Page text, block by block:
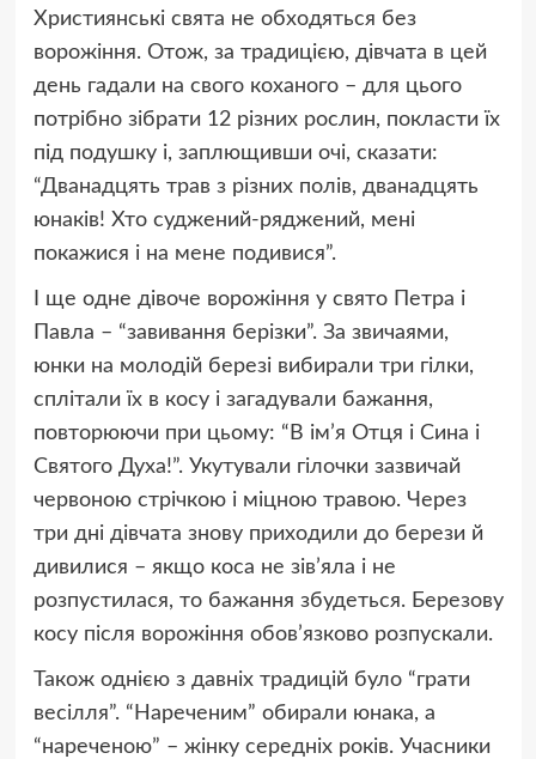
Християнські свята не обходяться без
ворожіння. Отож, за традицією, дівчата в цей
день гадали на свого коханого – для цього
потрібно зібрати 12 різних рослин, покласти їх
під подушку і, заплющивши очі, сказати:
“Дванадцять трав з різних полів, дванадцять
юнаків! Хто суджений-ряджений, мені
покажися і на мене подивися”.
І ще одне дівоче ворожіння у свято Петра і
Павла – “завивання берізки”. За звичаями,
юнки на молодій березі вибирали три гілки,
сплітали їх в косу і загадували бажання,
повторюючи при цьому: “В ім’я Отця і Сина і
Святого Духа!”. Укутували гілочки зазвичай
червоною стрічкою і міцною травою. Через
три дні дівчата знову приходили до берези й
дивилися – якщо коса не зів’яла і не
розпустилася, то бажання збудеться. Березову
косу після ворожіння обов’язково розпускали.
Також однією з давніх традицій було “грати
весілля”. “Нареченим” обирали юнака, а
“нареченою” – жінку середніх років. Учасники